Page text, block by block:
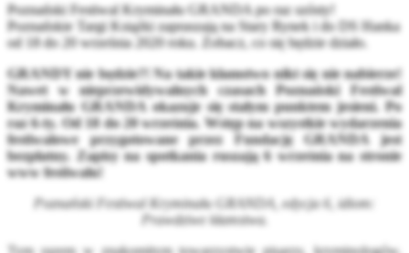
Poznański Festiwal Kryminału GRANDA po raz szósty!
Poznańskie Targi Książki zapraszają na Stary Rynek i do DS Hanka
od 18 do 20 września 2020 roku. Zobacz, co się będzie działo.
GRANDY nie będzie?! Na takie kłamstwo nikt się nie nabierze!
Nawet w nieprzewidywalnych czasach Poznański Festiwal
Kryminału GRANDA okazuje się stałym punktem jesieni. Po
raz 6-ty. Od 18 do 20 września. Wstęp na wszystkie wydarzenia
festiwalowe przygotowane przez Fundację GRANDA jest
bezpłatny. Zapisy na spotkania ruszają 6 września na stronie
www festiwalu!
Poznański Festiwal Kryminału GRANDA, edycja 6, idiom:
Prawdziwe kłamstwa.